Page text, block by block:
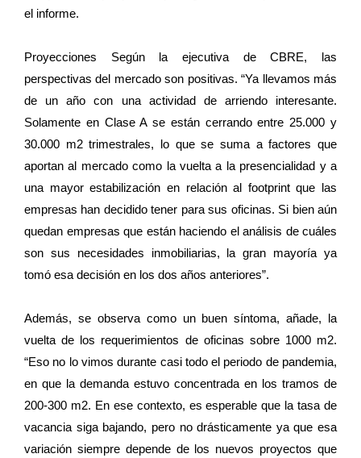
el informe.
Proyecciones Según la ejecutiva de CBRE, las
perspectivas del mercado son positivas. “Ya llevamos más
de un año con una actividad de arriendo interesante.
Solamente en Clase A se están cerrando entre 25.000 y
30.000 m2 trimestrales, lo que se suma a factores que
aportan al mercado como la vuelta a la presencialidad y a
una mayor estabilización en relación al footprint que las
empresas han decidido tener para sus oficinas. Si bien aún
quedan empresas que están haciendo el análisis de cuáles
son sus necesidades inmobiliarias, la gran mayoría ya
tomó esa decisión en los dos años anteriores”.
Además, se observa como un buen síntoma, añade, la
vuelta de los requerimientos de oficinas sobre 1000 m2.
“Eso no lo vimos durante casi todo el periodo de pandemia,
en que la demanda estuvo concentrada en los tramos de
200-300 m2. En ese contexto, es esperable que la tasa de
vacancia siga bajando, pero no drásticamente ya que esa
variación siempre depende de los nuevos proyectos que